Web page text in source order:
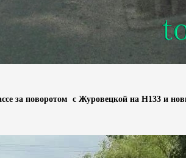
за поворотом с Журовецкой на Н133 и